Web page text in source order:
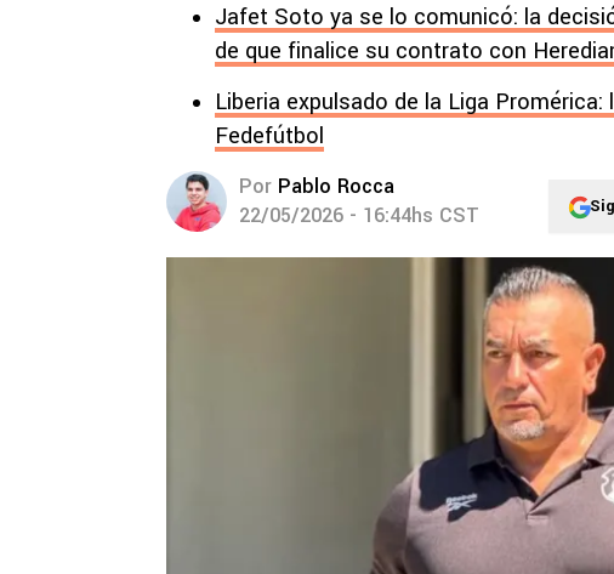
Jafet Soto ya se lo comunicó: la
de que finalice su contrato con
Liberia expulsado de la Liga
Fedefútbol
Por Pablo Rocca
22/05/2026 - 16:44hs CST